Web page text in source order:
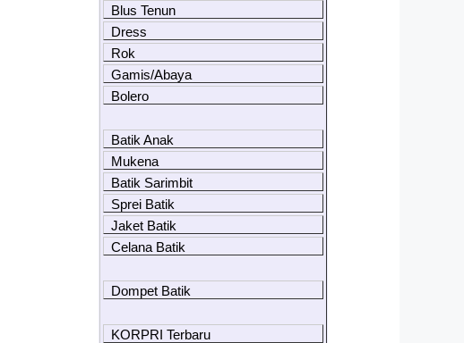
Blus Tenun
Dress
Rok
Gamis/Abaya
Bolero
Batik Anak
Mukena
Batik Sarimbit
Sprei Batik
Jaket Batik
Celana Batik
Dompet Batik
KORPRI Terbaru